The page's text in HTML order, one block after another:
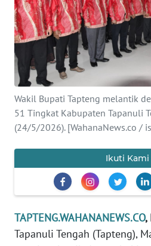
Wakil Bupati Tapteng melantik
51 Tingkat Kabupaten Tapanuli
(24/5/2026). [WahanaNews.co /
Ikuti Kami
TAPTENG.WAHANANEWS.CO,
Tapanuli Tengah (Tapteng),
INDEKS
BERITA
KONTAK
KAMI
IKLAN
TENTANG
PEDOMAN
SIBER